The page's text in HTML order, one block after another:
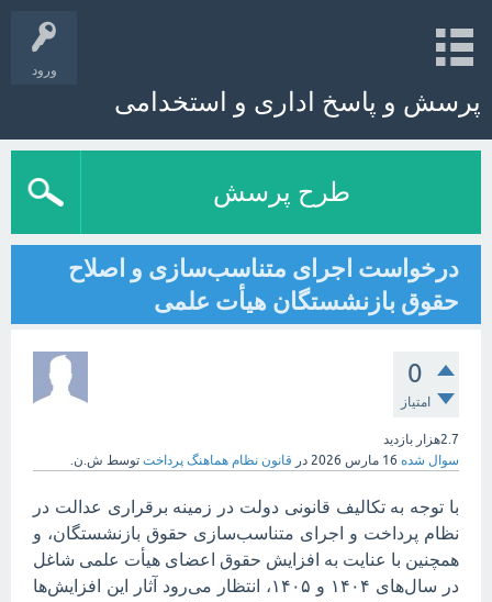
ورود
پرسش و پاسخ اداری و استخدامی
طرح پرسش
درخواست اجرای متناسب‌سازی و اصلاح
حقوق بازنشستگان هیأت علمی
0
امتیاز
2.7هزار
بازدید
سوال شده 16 مارس 2026 در قانون نظام هماهنگ پرداخت توسط ش.ن.
با توجه به تکالیف قانونی دولت در زمینه برقراری عدالت در
نظام پرداخت و اجرای متناسب‌سازی حقوق بازنشستگان، و
همچنین با عنایت به افزایش حقوق اعضای هیأت علمی شاغل
در سال‌های ۱۴۰۴ و ۱۴۰۵، انتظار می‌رود آثار این افزایش‌ها